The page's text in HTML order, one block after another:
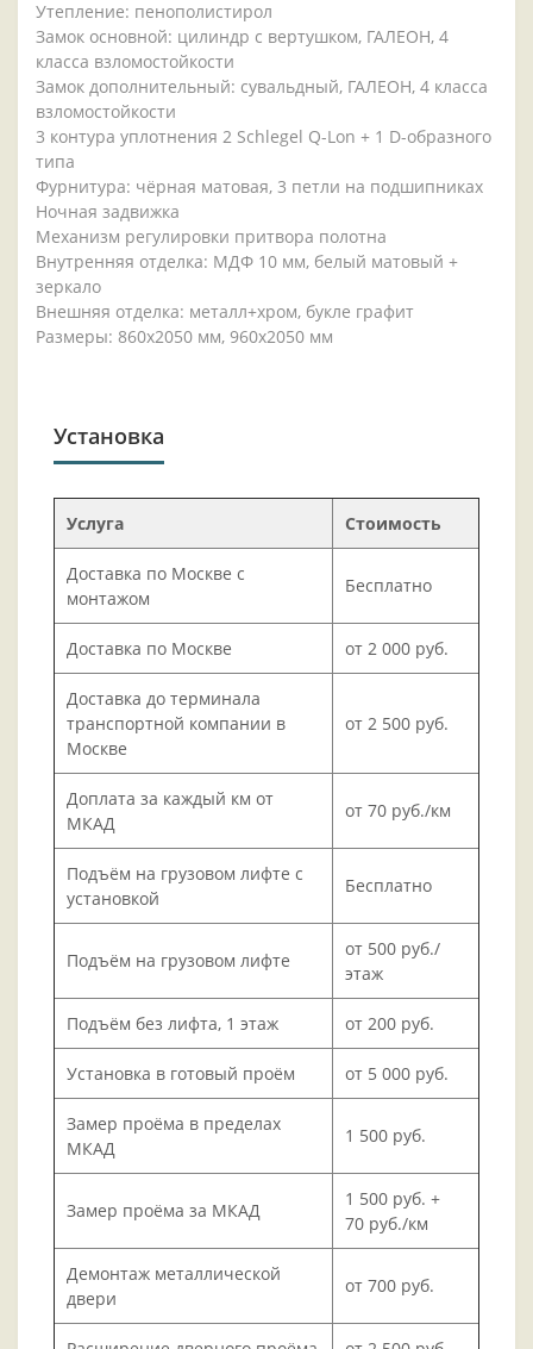
Утепление: пенополистирол
Замок основной: цилиндр с вертушком, ГАЛЕОН, 4
класса взломостойкости
Замок дополнительный: сувальдный, ГАЛЕОН, 4 класса
взломостойкости
3 контура уплотнения 2 Schlegel Q-Lon + 1 D-образного
типа
Фурнитура: чёрная матовая, 3 петли на подшипниках
Ночная задвижка
Механизм регулировки притвора полотна
Внутренняя отделка: МДФ 10 мм, белый матовый +
зеркало
Внешняя отделка: металл+хром, букле графит
Размеры: 860х2050 мм, 960х2050 мм
Установка
Услуга Стоимость
Доставка по Москве с
монтажом
Бесплатно
Доставка по Москве от 2 000 руб.
Доставка до терминала
транспортной компании в
Москве
от 2 500 руб.
Доплата за каждый км от
МКАД
от 70 руб./км
Подъём на грузовом лифте с
установкой
Бесплатно
Подъём на грузовом лифте
от 500 руб./
этаж
Подъём без лифта, 1 этаж от 200 руб.
Установка в готовый проём от 5 000 руб.
Замер проёма в пределах
МКАД
1 500 руб.
Замер проёма за МКАД
1 500 руб. +
70 руб./км
Демонтаж металлической
двери
от 700 руб.